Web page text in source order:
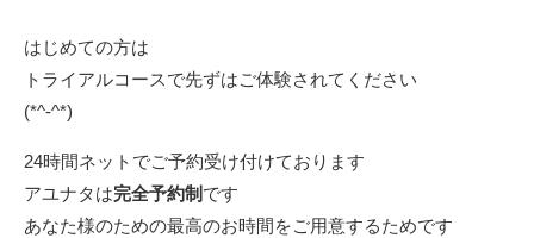
はじめての方は
トライアルコースで先ずはご体験されてください
(*^-^*)
24時間ネットでご予約受け付けております
アユナタは完全予約制 です
あなた様のための最高のお時間をご用意するためです